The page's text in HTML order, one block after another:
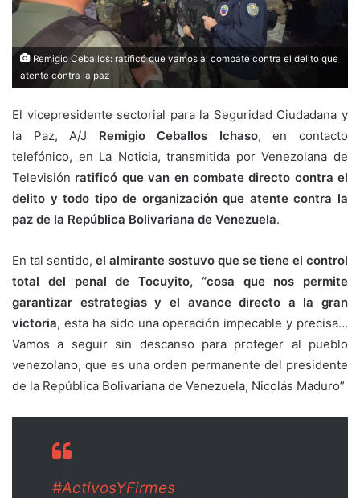
Remigio Ceballos: ratificó que vamos al combate contra el delito que
atente contra la paz
El vicepresidente sectorial para la Seguridad Ciudadana y
la Paz, A/J Remigio Ceballos Ichaso, en contacto
telefónico, en La Noticia, transmitida por Venezolana de
Televisión ratificó que van en combate directo contra el
delito y todo tipo de organización que atente contra la
paz de la República Bolivariana de Venezuela.
En tal sentido, el almirante sostuvo que se tiene el control
total del penal de Tocuyito, “cosa que nos permite
garantizar estrategias y el avance directo a la gran
victoria, esta ha sido una operación impecable y precisa…
Vamos a seguir sin descanso para proteger al pueblo
venezolano, que es una orden permanente del presidente
de la República Bolivariana de Venezuela, Nicolás Maduro”
#ActivosYFirmes